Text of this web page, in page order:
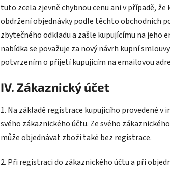
tuto zcela zjevně chybnou cenu ani v případě,
obdržení objednávky podle těchto obchodních
zbytečného odkladu a zašle kupujícímu na jeho
nabídka se považuje za nový návrh kupní
potvrzením o přijetí kupujícím na emailovou
IV. Zákaznický účet
1. Na základě registrace kupujícího provedené
svého zákaznického účtu. Ze svého
může objednávat zboží také bez registrace.
2. Při registraci do zákaznického účtu a při